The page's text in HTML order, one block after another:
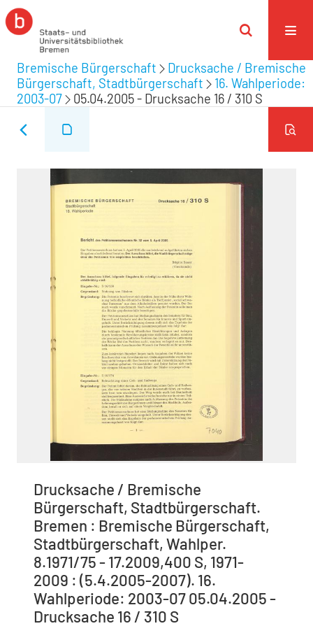
Bremische Bürgerschaft
Drucksache / Bremische
Bürgerschaft, Stadtbürgerschaft
16. Wahlperiode:
2003-07
05.04.2005 - Drucksache 16 / 310 S
Drucksache / Bremische
Bürgerschaft, Stadtbürgerschaft.
Bremen : Bremische Bürgerschaft,
Stadtbürgerschaft, Wahlper.
8.1971/75 - 17.2009,400 S, 1971-
2009 : (5.4.2005-2007). 16.
Wahlperiode: 2003-07 05.04.2005 -
Drucksache 16 / 310 S